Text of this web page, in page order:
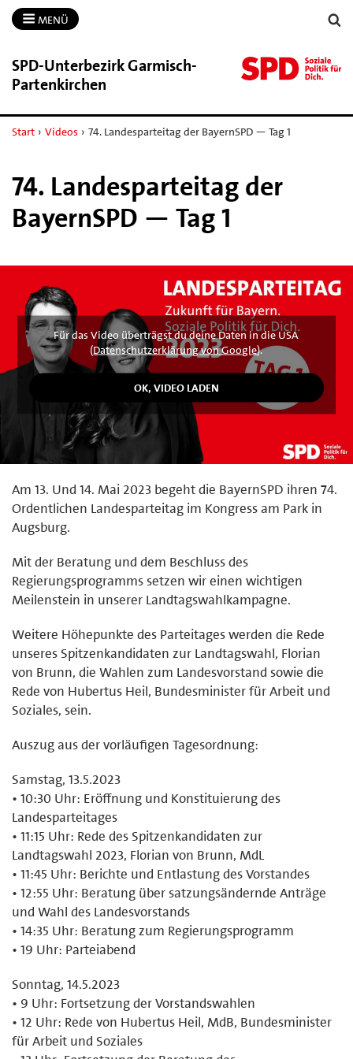
MENÜ
SPD-​Unterbezirk Garmisch-​
Partenkirchen
Start › Videos › 74. Landesparteitag der BayernSPD — Tag 1
74. Landesparteitag der
BayernSPD — Tag 1
Für das Video überträgst du deine Daten in die USA
(Datenschutzerklärung von Google).
Am 13. Und 14. Mai 2023 begeht die BayernSPD ihren 74.
Ordentlichen Landesparteitag im Kongress am Park in
Augsburg.
Mit der Beratung und dem Beschluss des
Regierungsprogramms setzen wir einen wichtigen
Meilenstein in unserer Landtagswahlkampagne.
Weitere Höhepunkte des Parteitages werden die Rede
unseres Spitzenkandidaten zur Landtagswahl, Florian
von Brunn, die Wahlen zum Landesvorstand sowie die
Rede von Hubertus Heil, Bundesminister für Arbeit und
Soziales, sein.
Auszug aus der vorläufigen Tagesordnung:
Samstag, 13.5.2023
• 10:30 Uhr: Eröffnung und Konstituierung des
Landesparteitages
• 11:15 Uhr: Rede des Spitzenkandidaten zur
Landtagswahl 2023, Florian von Brunn, MdL
• 11:45 Uhr: Berichte und Entlastung des Vorstandes
• 12:55 Uhr: Beratung über satzungsändernde Anträge
und Wahl des Landesvorstands
• 14:35 Uhr: Beratung zum Regierungsprogramm
• 19 Uhr: Parteiabend
Sonntag, 14.5.2023
• 9 Uhr: Fortsetzung der Vorstandswahlen
• 12 Uhr: Rede von Hubertus Heil, MdB, Bundesminister
für Arbeit und Soziales